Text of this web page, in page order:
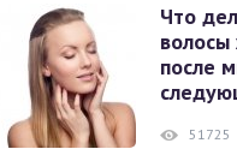
Что
после
51725